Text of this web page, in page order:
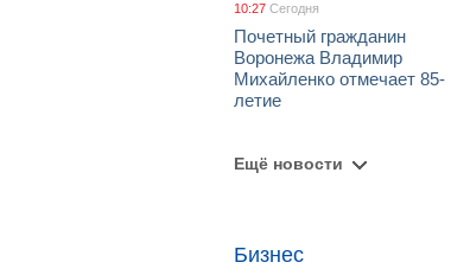
10:27 Сегодня
Почетный гражданин
Воронежа Владимир
Михайленко отмечает 85-
летие
Ещё новости
Бизнес